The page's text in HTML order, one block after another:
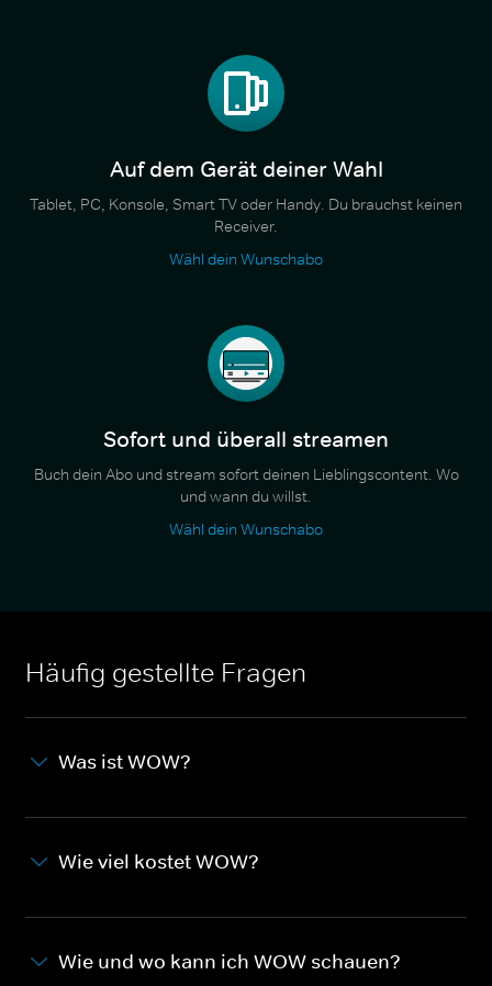
Auf dem Gerät deiner Wahl
Tablet, PC, Konsole, Smart TV oder Handy. Du brauchst keinen
Receiver.
Wähl dein Wunschabo
Sofort und überall streamen
Buch dein Abo und stream sofort deinen Lieblingscontent. Wo
und wann du willst.
Wähl dein Wunschabo
Häufig gestellte Fragen
Was ist WOW?
Wie viel kostet WOW?
Wie und wo kann ich WOW schauen?